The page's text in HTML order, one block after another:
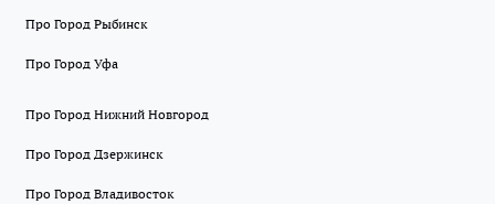
Про Город Рыбинск
Про Город Уфа
Про Город Нижний Новгород
Про Город Дзержинск
Про Город Владивосток